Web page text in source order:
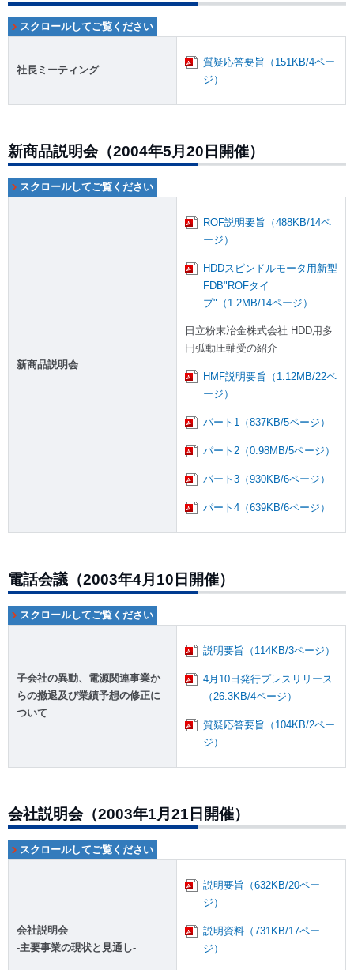
社長ミーティング
質疑応答要旨（151KB/4ペー
ジ）
新商品説明会（2004年5月20日開催）
新商品説明会
ROF説明要旨（488KB/14ペ
ージ）
HDDスピンドルモータ用新型
FDB"ROFタイ
プ"（1.2MB/14ページ）
日立粉末冶金株式会社 HDD用多
円弧動圧軸受の紹介
HMF説明要旨（1.12MB/22ペ
ージ）
パート1（837KB/5ページ）
パート2（0.98MB/5ページ）
パート3（930KB/6ページ）
パート4（639KB/6ページ）
電話会議（2003年4月10日開催）
子会社の異動、電源関連事業か
らの撤退及び業績予想の修正に
ついて
説明要旨（114KB/3ページ）
4月10日発行プレスリリース
（26.3KB/4ページ）
質疑応答要旨（104KB/2ペー
ジ）
会社説明会（2003年1月21日開催）
会社説明会
-主要事業の現状と見通し-
説明要旨（632KB/20ペー
ジ）
説明資料（731KB/17ペー
ジ）